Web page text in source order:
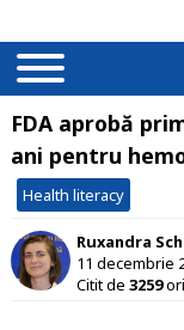
FDA aprobă
ani pentru
Health literacy
Ruxandra
11 decembrie
Citit de 3259